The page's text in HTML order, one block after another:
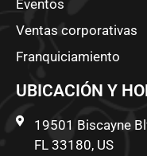
Eventos
Ventas corporativas
Franquiciamiento
UBICACIÓN Y
19501 Biscayne
FL 33180, US